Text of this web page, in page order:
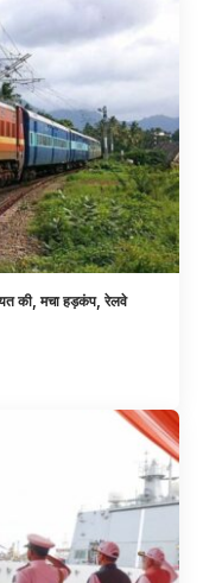
की, मचा हड़कंप, रेलवे